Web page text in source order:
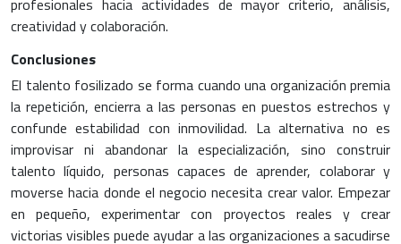
profesionales hacia actividades de mayor criterio, análisis,
creatividad y colaboración.
Conclusiones
El talento fosilizado se forma cuando una organización premia
la repetición, encierra a las personas en puestos estrechos y
confunde estabilidad con inmovilidad. La alternativa no es
improvisar ni abandonar la especialización, sino construir
talento líquido, personas capaces de aprender, colaborar y
moverse hacia donde el negocio necesita crear valor. Empezar
en pequeño, experimentar con proyectos reales y crear
victorias visibles puede ayudar a las organizaciones a sacudirse